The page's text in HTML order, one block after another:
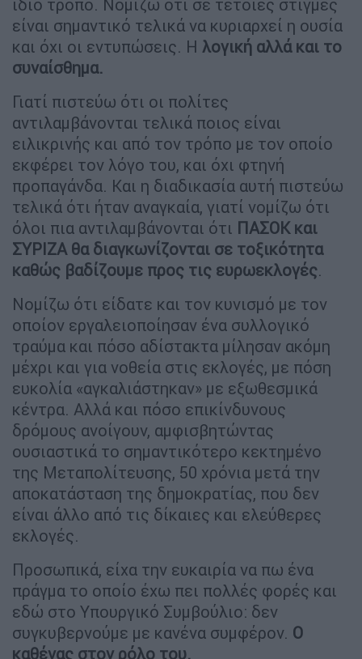
ίδιο τρόπο. Νομίζω ότι σε τέτοιες στιγμές
είναι σημαντικό τελικά να κυριαρχεί η ουσία
και όχι οι εντυπώσεις. Η λογική αλλά και το
συναίσθημα.
Γιατί πιστεύω ότι οι πολίτες
αντιλαμβάνονται τελικά ποιος είναι
ειλικρινής και από τον τρόπο με τον οποίο
εκφέρει τον λόγο του, και όχι φτηνή
προπαγάνδα. Και η διαδικασία αυτή πιστεύω
τελικά ότι ήταν αναγκαία, γιατί νομίζω ότι
όλοι πια αντιλαμβάνονται ότι ΠΑΣΟΚ και
ΣΥΡΙΖΑ θα διαγκωνίζονται σε τοξικότητα
καθώς βαδίζουμε προς τις ευρωεκλογές.
Νομίζω ότι είδατε και τον κυνισμό με τον
οποίον εργαλειοποίησαν ένα συλλογικό
τραύμα και πόσο αδίστακτα μίλησαν ακόμη
μέχρι και για νοθεία στις εκλογές, με πόση
ευκολία «αγκαλιάστηκαν» με εξωθεσμικά
κέντρα. Αλλά και πόσο επικίνδυνους
δρόμους ανοίγουν, αμφισβητώντας
ουσιαστικά το σημαντικότερο κεκτημένο
της Μεταπολίτευσης, 50 χρόνια μετά την
αποκατάσταση της δημοκρατίας, που δεν
είναι άλλο από τις δίκαιες και ελεύθερες
εκλογές.
Προσωπικά, είχα την ευκαιρία να πω ένα
πράγμα το οποίο έχω πει πολλές φορές και
εδώ στο Υπουργικό Συμβούλιο: δεν
συγκυβερνούμε με κανένα συμφέρον. Ο
καθένας στον ρόλο του.